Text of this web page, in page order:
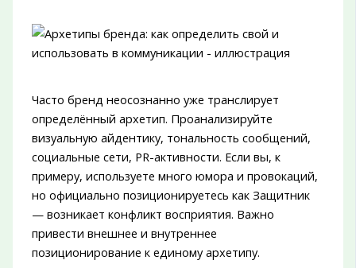
Часто бренд неосознанно уже транслирует
определённый архетип. Проанализируйте
визуальную айдентику, тональность сообщений,
социальные сети, PR-активности. Если вы, к
примеру, используете много юмора и провокаций,
но официально позиционируетесь как Защитник
— возникает конфликт восприятия. Важно
привести внешнее и внутреннее
позиционирование к единому архетипу.